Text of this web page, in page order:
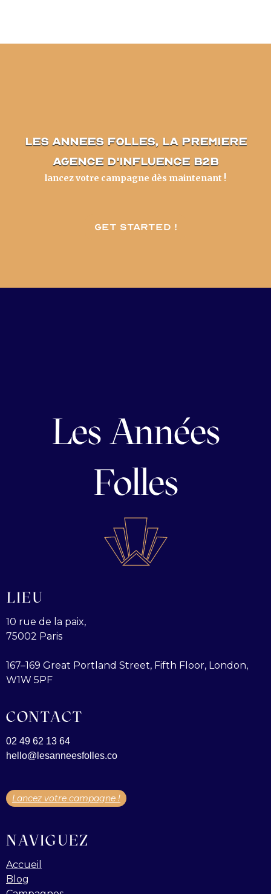
les annees folles, la premiere
agence d'influence B2B
lancez votre campagne dès maintenant !
Get started !
Les Années
Folles
LIEU
10 rue de la paix,
75002 Paris
167–169 Great Portland Street, Fifth Floor, London,
W1W 5PF
CONTACT
02 49 62 13 64
hello@lesanneesfolles.co
Lancez votre campagne !
NAVIGUEZ
Accueil
Blog